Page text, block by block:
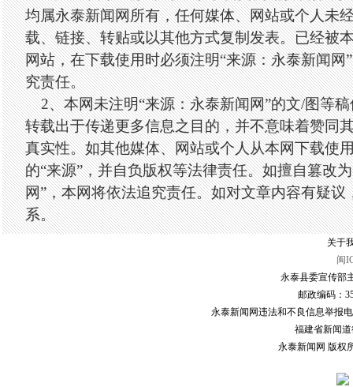
均属永泰新闻网所有，任何媒体、网站或个人未
载、链接、转贴或以其他方式复制发表。已经被
网站，在下载使用时必须注明“来源：永泰新闻网
究责任。
2、本网未注明“来源：永泰新闻网”的文/图等稿
转载出于传递更多信息之目的，并不意味着赞同
真实性。如其他媒体、网站或个人从本网下载使
的“来源”，并自负版权等法律责任。如擅自篡改
网”，本网将依法追究责任。如对文章内容有疑议
系。
关于
闽
永泰县委宣传部
邮政编码：
永泰新闻网违法和不良信息举报电
福建省新闻道
永泰新闻网 版权